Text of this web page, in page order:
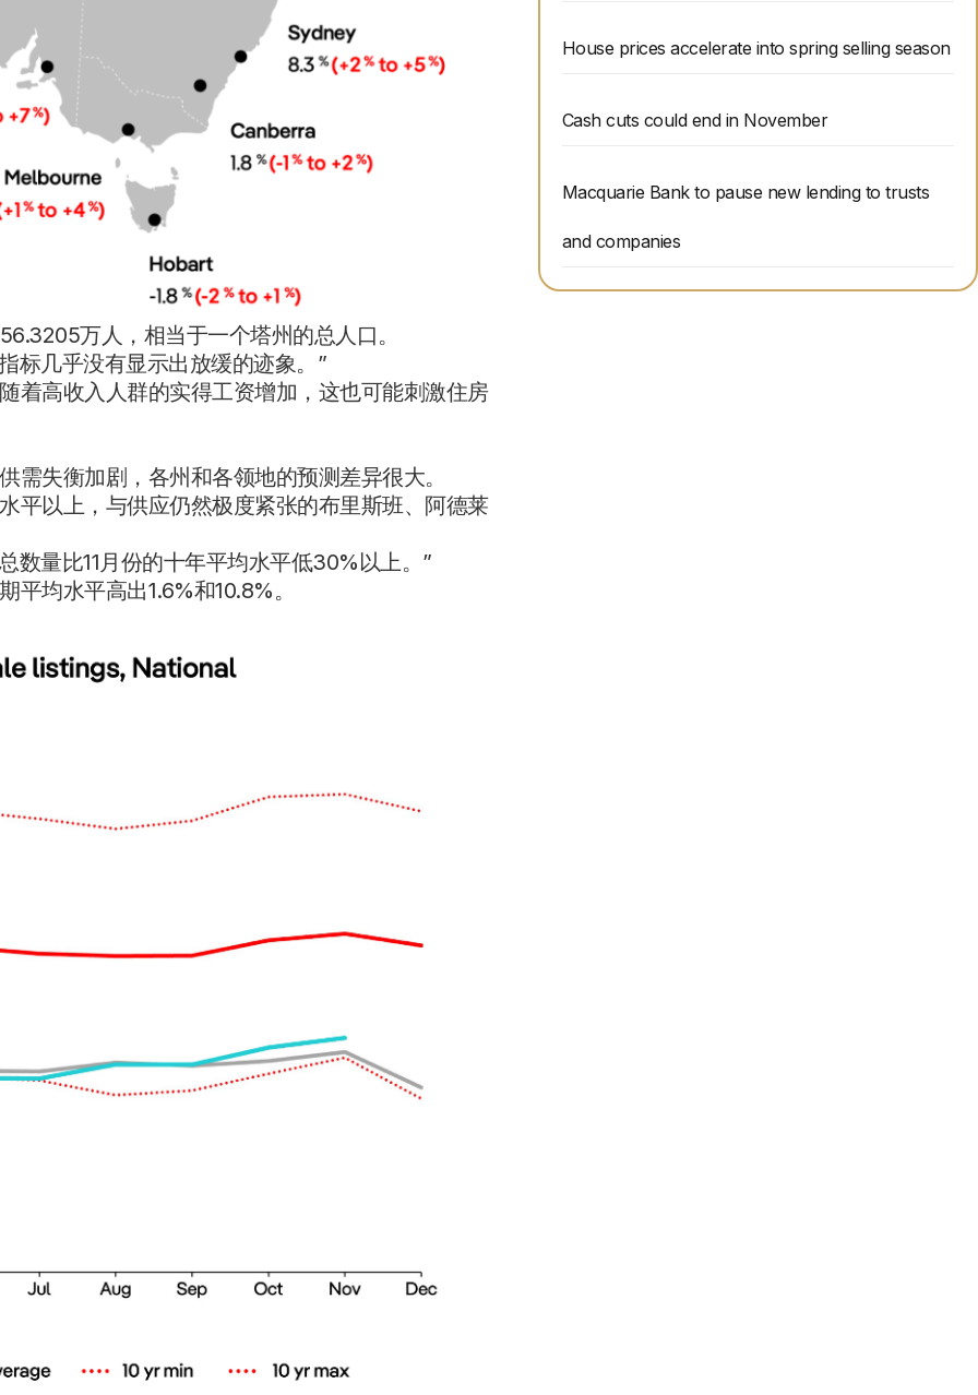
万人，相当于一个塔州的总人口。
标几乎没有显示出放缓的迹象。”
着高收入人群的实得工资增加，这也可能刺激住房
失衡加剧，各州和各领地的预测差异很大。
平以上，与供应仍然极度紧张的布里斯班、阿德莱
数量比11月份的十年平均水平低30%以上。”
均水平高出1.6%和10.8%。
House prices accelerate into spring selling season
Cash cuts could end in November
Macquarie Bank to pause new lending to trusts
and companies